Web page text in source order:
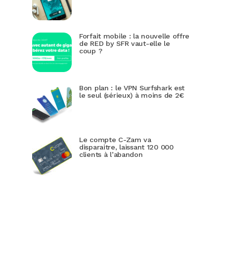
Forfait mobile : la nouvelle offre
de RED by SFR vaut-elle le
coup ?
Bon plan : le VPN Surfshark est
le seul (sérieux) à moins de 2€
Le compte C-Zam va
disparaitre, laissant 120 000
clients à l’abandon